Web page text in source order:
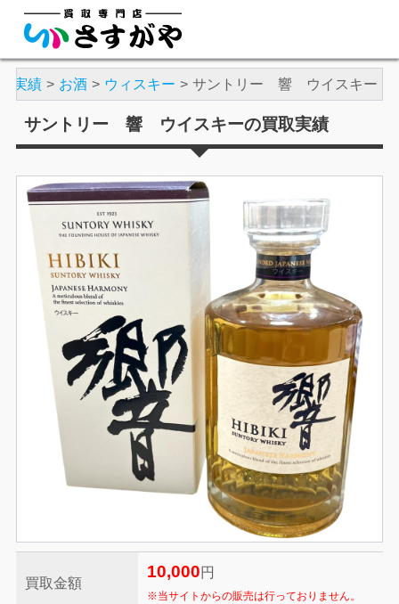
実績 お酒 ウィスキー サントリー 響 ウイスキー
サントリー 響 ウイスキーの買取実績
買取金額
10,000 円
※当サイトからの販売は行っておりません。